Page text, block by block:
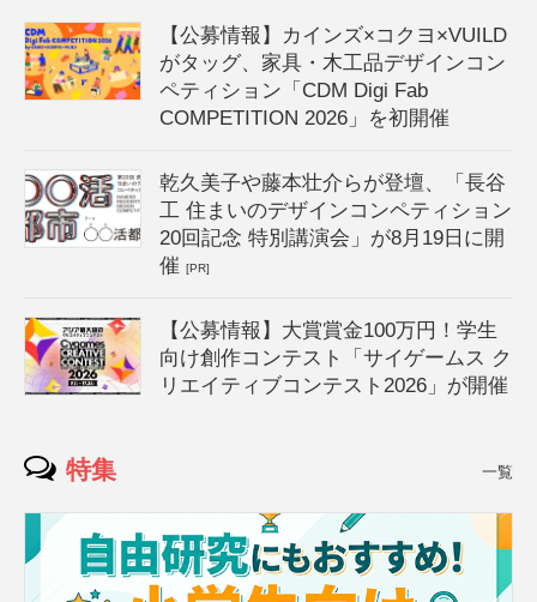
【公募情報】カインズ×コクヨ×VUILD
がタッグ、家具・木工品デザインコン
ペティション「CDM Digi Fab
COMPETITION 2026」を初開催
乾久美子や藤本壮介らが登壇、「長谷
工 住まいのデザインコンペティション
20回記念 特別講演会」が8月19日に開
催[PR]
【公募情報】大賞賞金100万円！学生
向け創作コンテスト「サイゲームス ク
リエイティブコンテスト2026」が開催
特集 一覧